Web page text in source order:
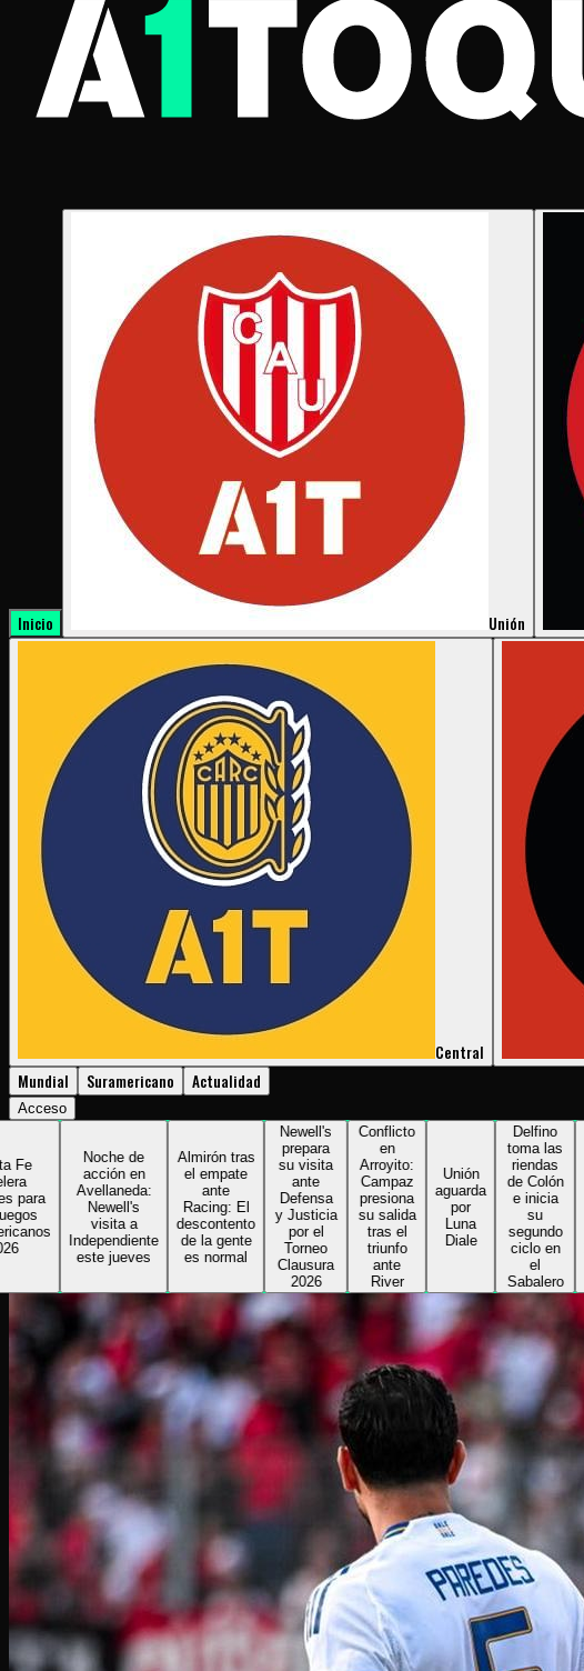
Inicio Unión
Central
Mundial
Suramericano Actualidad
Acceso
Noche de
acción en
Avellaneda:
Newell's
Independiente
este jueves
Almirón tras
el empate
ante
Racing: El
descontento
de la gente
es normal
prepara
su visita
ante
Defensa
y Justicia
por el
Torneo
Clausura
Conflicto
en
Arroyito:
Campaz
presiona
su salida
tras el
triunfo
ante
River
Unión
aguarda
por
Luna
Diale
toma las
riendas
de Colón
e inicia
segundo
ciclo en
Sabalero
pudo
cayó